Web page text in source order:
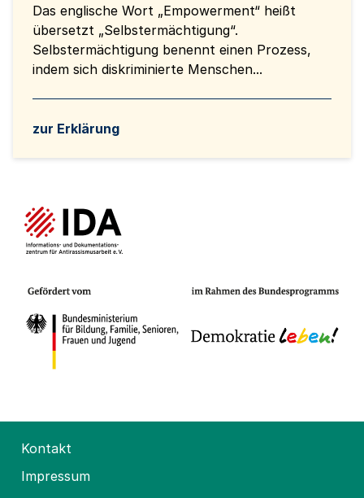
Das englische Wort „Empowerment“ heißt
übersetzt „Selbstermächtigung“.
Selbstermächtigung benennt einen Prozess,
indem sich diskriminierte Menschen...
zur Erklärung
Kontakt
Impressum